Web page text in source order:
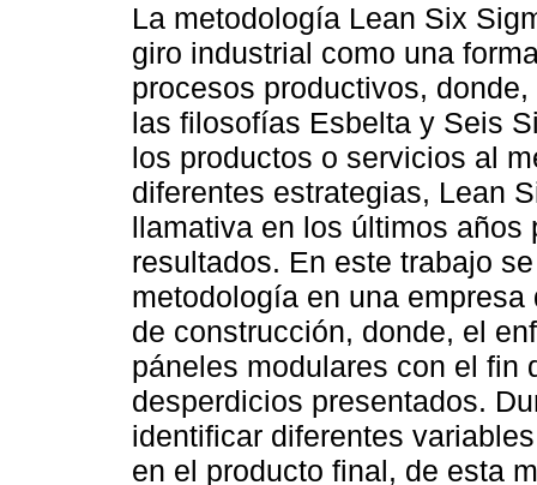
La metodología Lean Six
giro industrial como una
procesos productivos,
las filosofías Esbelta y Seis
los productos o servicios al
diferentes estrategias, Lean
llamativa en los últimos
resultados. En este trabajo
metodología en una
de construcción, donde, el
páneles modulares con el fin
desperdicios presentados.
identificar diferentes
en el producto final, de esta